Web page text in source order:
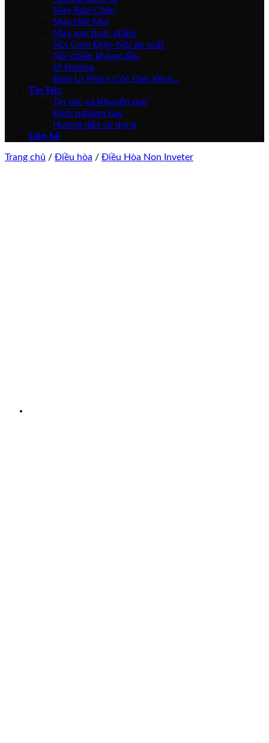
Máy Rửa Chén
Máy Hút Mùi
Máy xay thực phẩm
Nồi Cơm Điện-Nồi áp suất
Nồi chiên không dầu
Vỉ Nướng
Bình Lọ Phích Cốc Dao Xẻng…
Tin Tức
Tin tức và Khuyến mại
Kinh nghiệm hay
Hướng dẫn sử dụng
Liên hệ
Trang chủ / Điều hòa / Điều Hòa Non Inveter